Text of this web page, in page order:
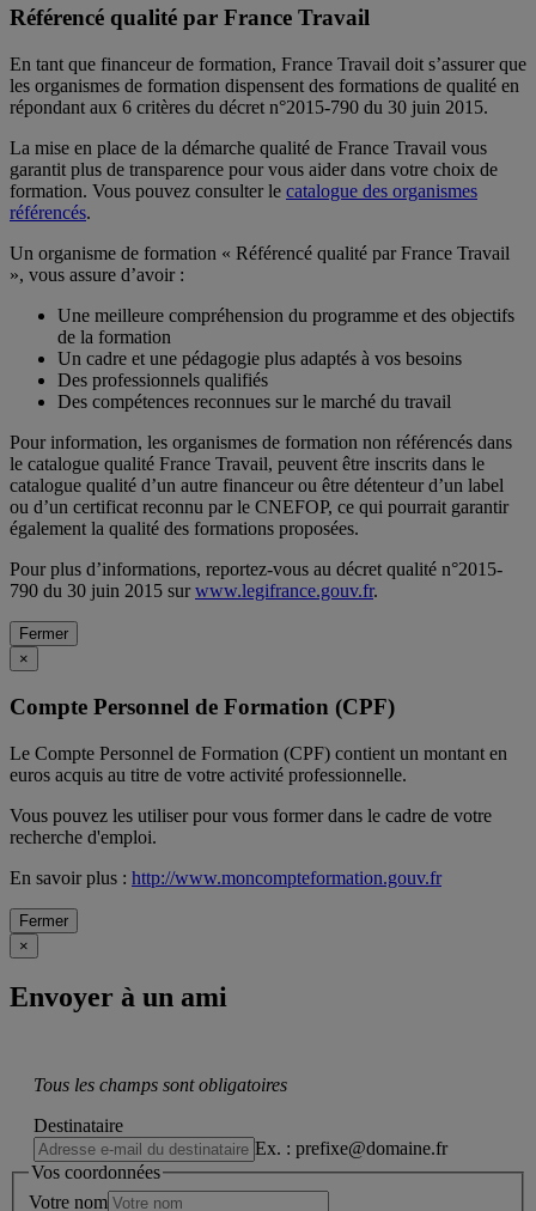
Référencé qualité par France Travail
En tant que financeur de formation, France Travail doit s’assurer que
les organismes de formation dispensent des formations de qualité en
répondant aux 6 critères du décret n°2015-790 du 30 juin 2015.
La mise en place de la démarche qualité de France Travail vous
garantit plus de transparence pour vous aider dans votre choix de
formation. Vous pouvez consulter le catalogue des organismes
référencés.
Un organisme de formation « Référencé qualité par France Travail
», vous assure d’avoir :
Une meilleure compréhension du programme et des objectifs
de la formation
Un cadre et une pédagogie plus adaptés à vos besoins
Des professionnels qualifiés
Des compétences reconnues sur le marché du travail
Pour information, les organismes de formation non référencés dans
le catalogue qualité France Travail, peuvent être inscrits dans le
catalogue qualité d’un autre financeur ou être détenteur d’un label
ou d’un certificat reconnu par le CNEFOP, ce qui pourrait garantir
également la qualité des formations proposées.
Pour plus d’informations, reportez-vous au décret qualité n°2015-
790 du 30 juin 2015 surwww.legifrance.gouv.fr.
Fermer
×
Compte Personnel de Formation (CPF)
Le Compte Personnel de Formation (CPF) contient un montant en
euros acquis au titre de votre activité professionnelle.
Vous pouvez les utiliser pour vous former dans le cadre de votre
recherche d'emploi.
En savoir plus : http://www.moncompteformation.gouv.fr
Fermer
×
Envoyer à un ami
Tous les champs sont obligatoires
Destinataire
Ex. : prefixe@domaine.fr
Vos coordonnées
Votre nom